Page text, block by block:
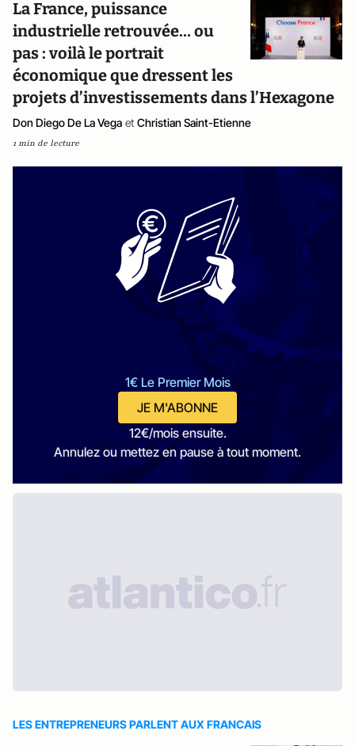
La France, puissance
industrielle retrouvée… ou
pas : voilà le portrait
économique que dressent les
projets d’investissements dans l’Hexagone
Don Diego De La Vega et Christian Saint-Etienne
1 min de lecture
1€ Le Premier Mois
JE M'ABONNE
12€/mois ensuite.
Annulez ou mettez en pause à tout moment.
LES ENTREPRENEURS PARLENT AUX FRANCAIS